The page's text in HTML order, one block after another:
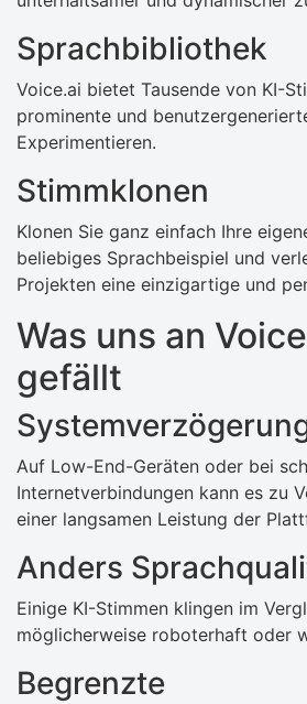
Sprachbibliothek
Voice.ai bietet Tausende von KI-
prominente und
Experimentieren.
Stimmklonen
Klonen Sie ganz einfach Ihre
beliebiges Sprachbeispiel und
Projekten eine einzigartige und
Was uns an
gefällt
Auf Low-End-Geräten oder bei
Internetverbindungen kann es zu
einer langsamen Leistung der
Anders
Einige KI-Stimmen klingen im
möglicherweise roboterhaft oder
Begrenzte